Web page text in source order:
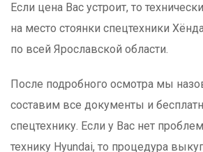
Если цена Вас устроит, то
на место стоянки спецтехники
по всей Ярославской области.
После подробного осмотра мы
составим все документы и
спецтехнику. Если у Вас нет
технику Hyundai, то процедура